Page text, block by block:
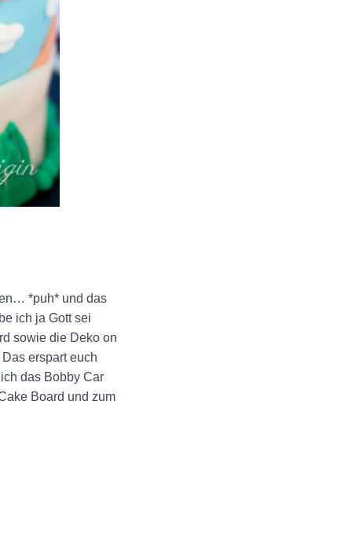
*puh* und das
ich ja Gott sei
sowie die Deko on
erspart euch
das Bobby Car
Board und zum